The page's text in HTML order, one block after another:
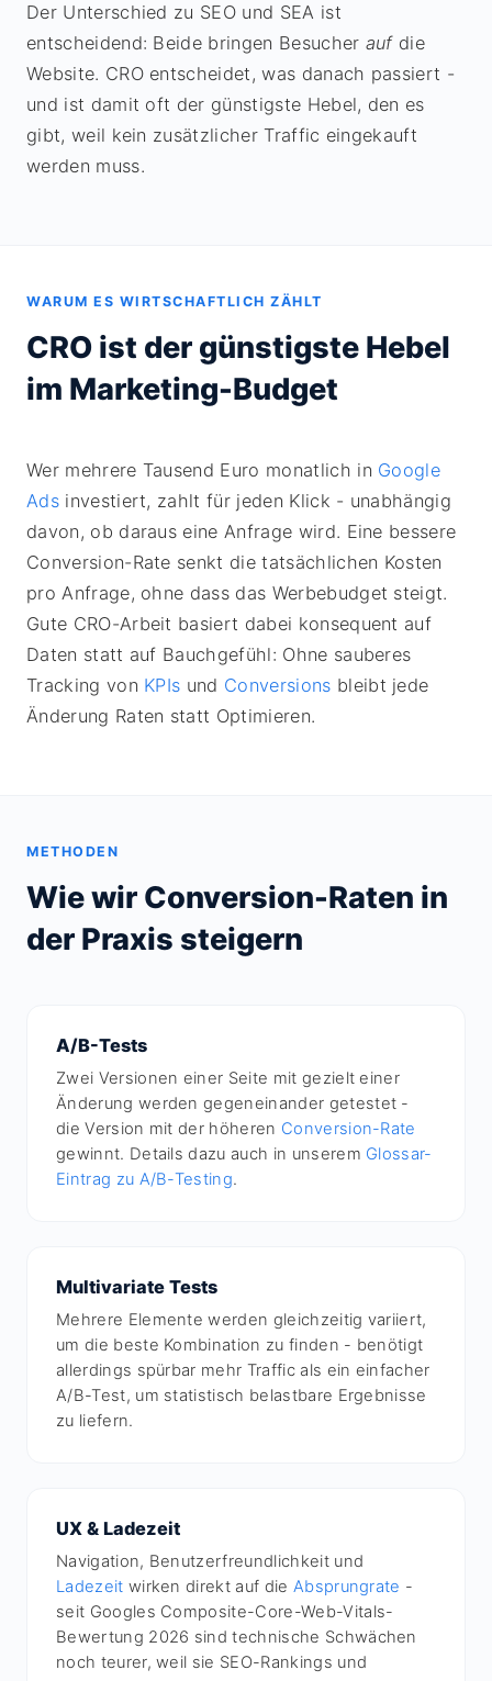
Der Unterschied zu SEO und SEA ist
entscheidend: Beide bringen Besucher aufdie
Website. CRO entscheidet, was danach passiert -
und ist damit oft der günstigste Hebel, den es
gibt, weil kein zusätzlicher Traffic eingekauft
werden muss.
WARUM ES WIRTSCHAFTLICH ZÄHLT
CRO ist der günstigste Hebel
im Marketing-Budget
Wer mehrere Tausend Euro monatlich in Google
Adsinvestiert, zahlt für jeden Klick - unabhängig
davon, ob daraus eine Anfrage wird. Eine bessere
Conversion-Rate senkt die tatsächlichen Kosten
pro Anfrage, ohne dass das Werbebudget steigt.
Gute CRO-Arbeit basiert dabei konsequent auf
Daten statt auf Bauchgefühl: Ohne sauberes
Tracking von KPIs und Conversions bleibt jede
Änderung Raten statt Optimieren.
METHODEN
Wie wir Conversion-Raten in
der Praxis steigern
A/B-Tests
Zwei Versionen einer Seite mit gezielt einer
Änderung werden gegeneinander getestet -
die Version mit der höheren Conversion-Rate
gewinnt. Details dazu auch in unserem Glossar-
Eintrag zu A/B-Testing.
Multivariate Tests
Mehrere Elemente werden gleichzeitig variiert,
um die beste Kombination zu finden - benötigt
allerdings spürbar mehr Traffic als ein einfacher
A/B-Test, um statistisch belastbare Ergebnisse
zu liefern.
UX & Ladezeit
Navigation, Benutzerfreundlichkeit und
Ladezeit wirken direkt auf die Absprungrate -
seit Googles Composite-Core-Web-Vitals-
Bewertung 2026 sind technische Schwächen
noch teurer, weil sie SEO-Rankings und